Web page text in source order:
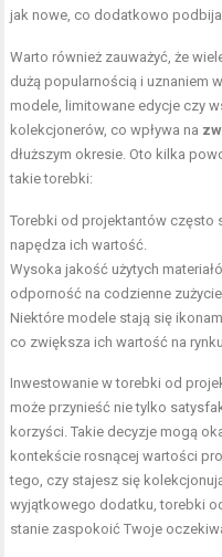
jak nowe, co dodatkowo
Warto również zauważyć, że
dużą popularnością i uznaniem
modele, limitowane edycje czy
kolekcjonerów, co wpływa na
dłuższym okresie. Oto kilka
takie torebki:
Torebki od projektantów często
napędza ich wartość.
Wysoka jakość użytych
odporność na codzienne
Niektóre modele stają się
co zwiększa ich wartość na
Inwestowanie w torebki od
może przynieść nie tylko
korzyści. Takie decyzje mogą
kontekście rosnącej wartości
tego, czy stajesz się
wyjątkowego dodatku, torebki
stanie zaspokoić Twoje